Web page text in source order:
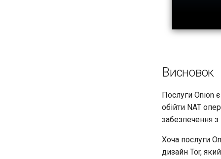
Висновок
Послуги Onion
обійти NAT
забезпечення
Хоча послуги
дизайн Tor,